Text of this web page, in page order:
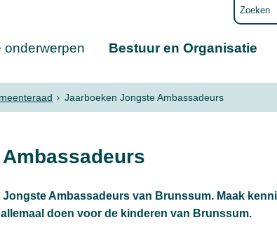
onderwerpen Bestuur en Organisatie
Jaarboeken Jongste Ambassadeurs
Ambassadeurs van Brunssum. Maak
doen voor de kinderen van Brunssum.